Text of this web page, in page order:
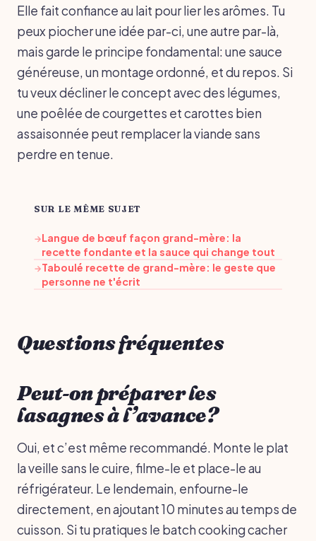
Elle fait confiance au lait pour lier les arômes. Tu
peux piocher une idée par-ci, une autre par-là,
mais garde le principe fondamental: une sauce
généreuse, un montage ordonné, et du repos. Si
tu veux décliner le concept avec des légumes,
une poêlée de courgettes et carottes bien
assaisonnée peut remplacer la viande sans
perdre en tenue.
SUR LE MÊME SUJET
→Langue de bœuf façon grand-mère: la
recette fondante et la sauce qui change tout
→Taboulé recette de grand-mère: le geste que
personne ne t'écrit
Questions fréquentes
Peut-on préparer les
lasagnes à l’avance?
Oui, et c’est même recommandé. Monte le plat
la veille sans le cuire, filme-le et place-le au
réfrigérateur. Le lendemain, enfourne-le
directement, en ajoutant 10 minutes au temps de
cuisson. Si tu pratiques le batch cooking cacher